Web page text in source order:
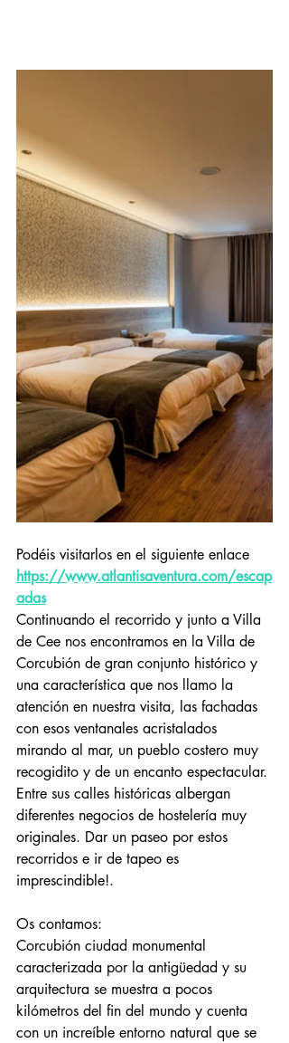
Podéis visitarlos en el siguiente enlace
https://www.atlantisaventura.com/escap
adas
Continuando el recorrido y junto a Villa
de Cee nos encontramos en la Villa de
Corcubión de gran conjunto histórico y
una característica que nos llamo la
atención en nuestra visita, las fachadas
con esos ventanales acristalados
mirando al mar, un pueblo costero muy
recogidito y de un encanto espectacular.
Entre sus calles históricas albergan
diferentes negocios de hostelería muy
originales. Dar un paseo por estos
recorridos e ir de tapeo es
imprescindible!.
Os contamos:
Corcubión ciudad monumental
caracterizada por la antigüedad y su
arquitectura se muestra a pocos
kilómetros del fin del mundo y cuenta
con un increíble entorno natural que se